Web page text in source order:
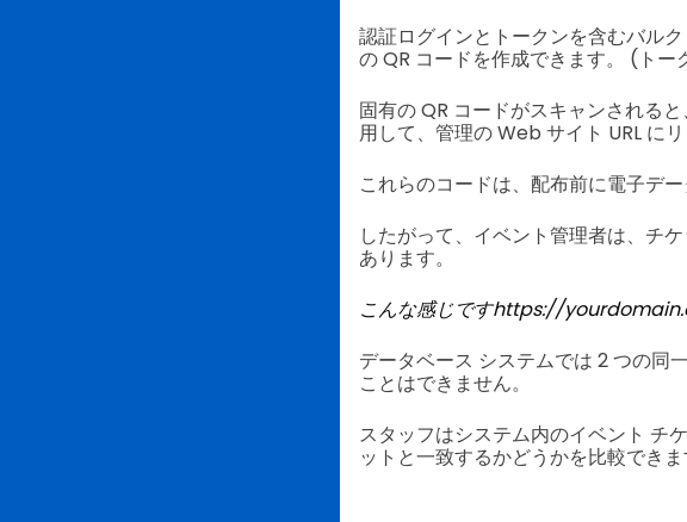
認証ログインとトークンを含むバル
の QR コードを作成できます。 (トー
固有の QR コードがスキャンされる
用して、管理の Web サイト URL にリ
これらのコードは、配布前に電子デ
したがって、イベント管理者は、チ
あります。
こんな感じですhttps://
データベース システムでは 2 つの同
ことはできません。
スタッフはシステム内のイベント チ
ットと一致するかどうかを比較できま